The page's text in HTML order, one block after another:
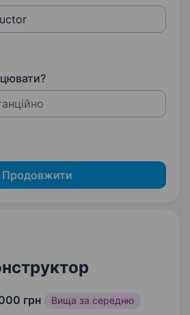
Продовжити
грн Вища за середню